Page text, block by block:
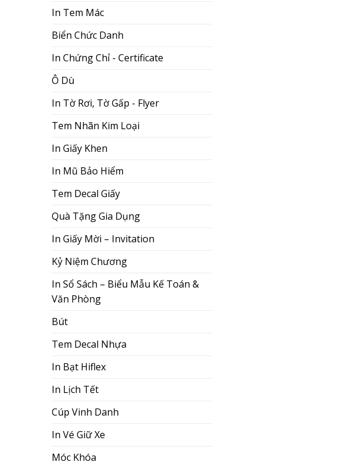
In Tem Mác
Biển Chức Danh
In Chứng Chỉ - Certificate
Ô Dù
In Tờ Rơi, Tờ Gấp - Flyer
Tem Nhãn Kim Loại
In Giấy Khen
In Mũ Bảo Hiểm
Tem Decal Giấy
Quà Tặng Gia Dụng
In Giấy Mời – Invitation
Kỷ Niệm Chương
In Sổ Sách – Biểu Mẫu Kế Toán &
Văn Phòng
Bút
Tem Decal Nhựa
In Bạt Hiflex
In Lịch Tết
Cúp Vinh Danh
In Vé Giữ Xe
Móc Khóa